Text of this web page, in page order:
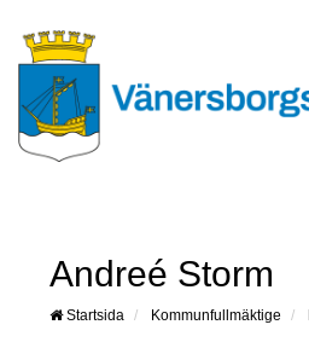
Andreé Storm
Startsida Kommunfullmäktige